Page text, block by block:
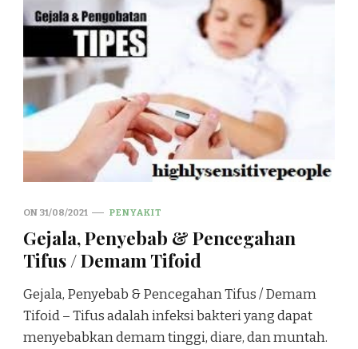
ON 31/08/2021 PENYAKIT
Gejala, Penyebab & Pencegahan
Tifus / Demam Tifoid
Gejala, Penyebab & Pencegahan Tifus / Demam
Tifoid – Tifus adalah infeksi bakteri yang dapat
menyebabkan demam tinggi, diare, dan muntah.